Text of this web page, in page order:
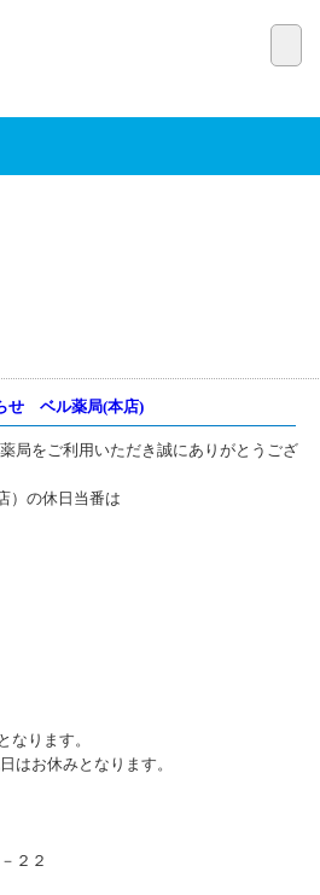
せ ベル薬局(本店)
局をご利用いただき誠にありがとうござ
）の休日当番は
なります。
お休みとなります。
２２